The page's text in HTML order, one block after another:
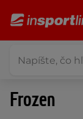
Frozen